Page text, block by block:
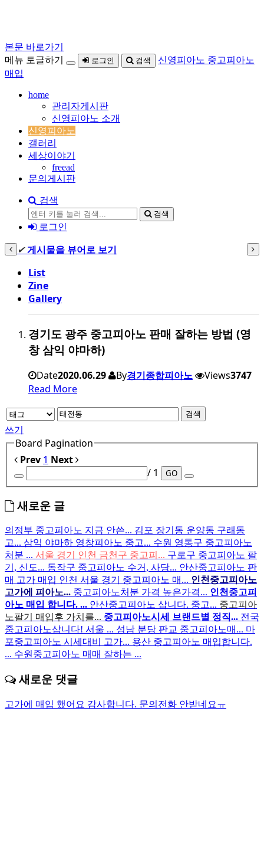
본문 바로가기
메뉴 토글하기
로그인 검색
신영피아노 중고피아노
매입
home
관리자게시판
신영피아노 소개
신영피아노
갤러리
세상이야기
freead
문의게시판
검색
검색
로그인
✔게시물을 뷰어로 보기
List
Zine
Gallery
경기도 광주 중고피아노 판매 잘하는 방법 (영
창 삼익 야마하)
Date2020.06.29 By경기종합피아노 Views3747
Read More
검색
쓰기
Board Pagination
Prev 1 Next
/ 1
GO
새로운 글
의정부 중고피아노 지금 안쓴... 김포 장기동 운양동 구래동
고... 삼익 야마하 영창피아노 중고... 수원 영통구 중고피아노
처분 ... 서울 경기 인천 금천구 중고피... 구로구 중고피아노 팔
기, 신도... 동작구 중고피아노 수거, 사당... 안산중고피아노 판
매 고가 매입 인천 서울 경기 중고피아노 매... 인천중고피아노
고가에 피아노... 중고피아노처분 가격 높은가격... 인천중고피
아노 매입 합니다. ... 안산중고피아노 삽니다. 중고... 중고피아
노팔기 매입후 가치를... 중고피아노시세 브랜드별 정직... 전국
중고피아노삽니다! 서울 ... 성남 분당 판교 중고피아노매... 마
포중고피아노 시세대비 고가... 용산 중고피아노 매입합니다.
... 수원중고피아노 매매 잘하는 ...
새로운 댓글
고가에 매입 했어요 감사합니다. 문의전화 안받네요ㅠ